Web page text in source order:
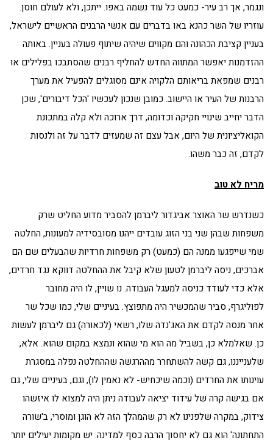
ונגמר, אך רב עיר- כמעט כל עוד נשמה באפו. ייתכן, ולא לעולם חוסן.
עוזריו של השר כהנא באו בדברים עם אנשי הרבנים הראשיים לישראל,
בעניין קציבת הכהונה והם מקווים שיהיה שיתוף פעולה בעניין. באותה
ההזדמנות יאפשר המתווה החדש להחליף רבנים שהסתבכו בפלילים או
רבנים שמפאת בריאותם הלקויה אינם מסוגלים להפעיל את מערך
הרבנות של העיר או היישוב. כמובן שנכון לעכשיו 'הכל דיבורים', שכן
הדבר יחייב שינויי חקיקה וכדומה, דרך ארוכה ולא קלה במתכונת
הקואליציונית של היום, אבל עצם זה שמעזים לדבר על זה ולנסות
לקדם, זה כבר משהו.
מריח לא טוב
כשנדרש שר האוצר אביגדור ליברמן להסביר מדוע החליט שרק
משפחות שבהן שני בני הזוג עובדים ייהנו מסובסידיה למעונות, החלטה
שמי שייפגעו ממנה הם (כמעט) רק משפחות חרדיות שהבעלים שם הם
אברכים, ניסה ליברמן לטעון שלא קיבל את ההחלטה דווקא נגד חרדים,
אלא כדי לעודד כניסה למעגל העבודה. נו שויין, לו היה מחובר
לפוליגרף, סביר שהמכשיר היה מתפוצץ. בעיניים שלי, כמו שכל שר
אחר מנסה לקדם את האג'נדה שלו, רשאי (לכאורה) גם ליברמן לעשות
כן. שאלמלא כן, בשביל מה הוא מי שהוא ונמצא במקום שהוא. אלא,
שלענייננו, גם קשה להשתחרר מההרגשה שההחלטה נפלה במסגרת
עוינותו את החרדים (וכמה שיכחיש- לא נאמין לו), וגם, בעיניים שלי, גם
אם בגישה קרה של עידוד יציאה לעבודה ניתן היה למצוא לו איזשהו
צידוק, במקרה שלפנינו לא רק שהמהלך הזה לא הוגן ומוסרי, ב'שורה
התחתונה' הוא גם לא יחסוך הרבה כסף למדינה. יש מקומות יעילים יותר